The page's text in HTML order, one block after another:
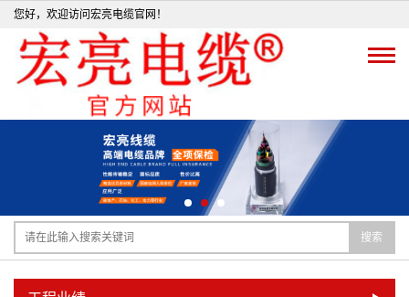
您好，欢迎访问宏亮电缆官网！
搜索